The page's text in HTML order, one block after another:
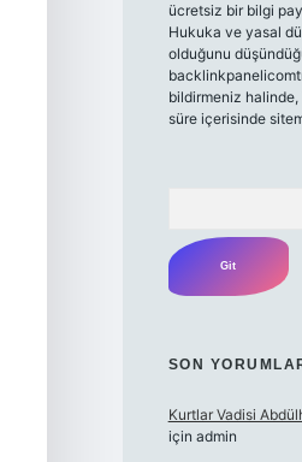
ücretsiz bir bilgi
Hukuka ve yasal
olduğunu
bildirmeniz
süre içerisinde
SON
Kurtlar Vadisi
için admin